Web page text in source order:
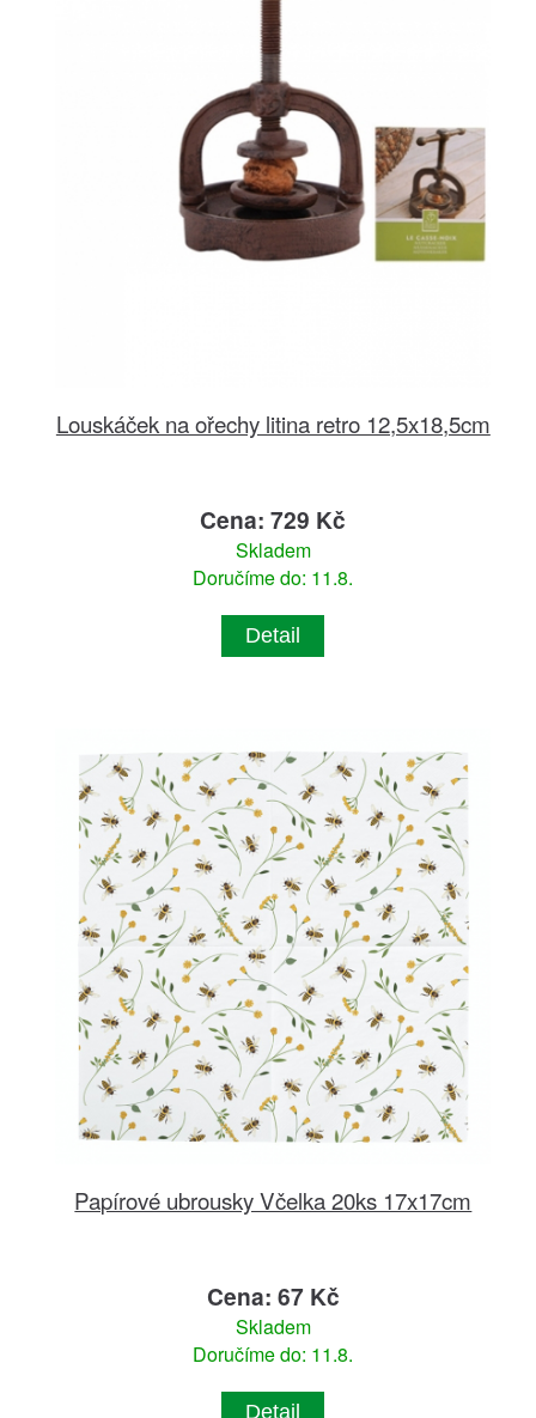
Louskáček na ořechy litina retro 12,5x18,5cm
Cena: 729 Kč
Skladem
Doručíme do: 11.8.
Detail
Papírové ubrousky Včelka 20ks 17x17cm
Cena: 67 Kč
Skladem
Doručíme do: 11.8.
Detail